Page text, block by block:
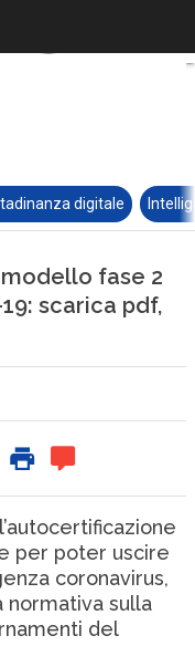
digitale
fase 2
scarica pdf,
per poter uscire
coronavirus,
normativa sulla
del